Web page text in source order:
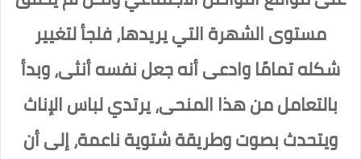
مستوى الشهرة التي يريدها، فلجأ لتغيير
شكله تمامًا وادعى أنه جعل نفسه أنثى، وبدأ
بالتعامل من هذا المنحى، يرتدي لباس الإناث
ويتحدث بصوت وطريقة شتوية ناعمة، إلى أن